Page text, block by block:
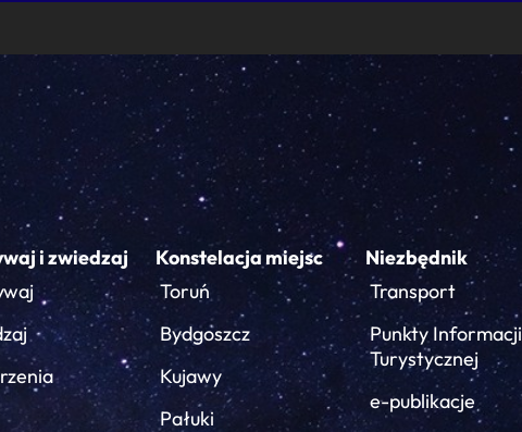
i zwiedzaj
Konstelacja miejsc
Toruń
Bydgoszcz
Kujawy
Pałuki
Niezbędnik
Transport
Punkty Informacji
Turystycznej
e-publikacje